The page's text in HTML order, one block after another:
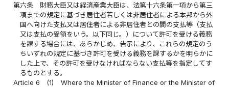
第六条
財務大臣又は経済産業大臣は、法第十六条第一項から第三
項までの規定に基づき居住者若しくは非居住者による本邦から外
国へ向けた支払又は居住者による非居住者との間の支払等（支払
又は支払の受領をいう。以下同じ。）について許可を受ける義務
を課する場合には、あらかじめ、告示により、これらの規定のう
ちいずれの規定に基づき許可を受ける義務を課するかを明らかに
した上で、その許可を受けなければならない支払等を指定してす
るものとする。
Article 6
(1)
Where the Minister of Finance or the Minister of